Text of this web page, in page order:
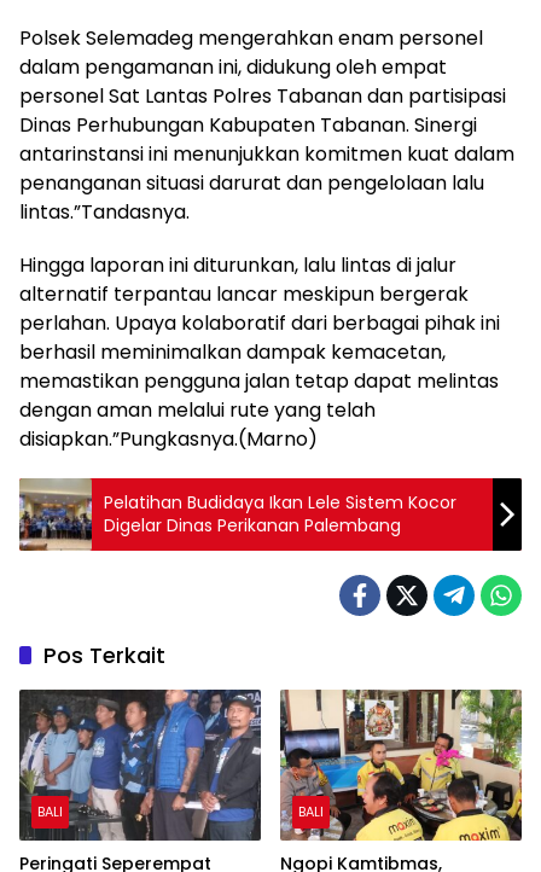
Polsek Selemadeg mengerahkan enam personel
dalam pengamanan ini, didukung oleh empat
personel Sat Lantas Polres Tabanan dan partisipasi
Dinas Perhubungan Kabupaten Tabanan. Sinergi
antarinstansi ini menunjukkan komitmen kuat dalam
penanganan situasi darurat dan pengelolaan lalu
lintas.”Tandasnya.
Hingga laporan ini diturunkan, lalu lintas di jalur
alternatif terpantau lancar meskipun bergerak
perlahan. Upaya kolaboratif dari berbagai pihak ini
berhasil meminimalkan dampak kemacetan,
memastikan pengguna jalan tetap dapat melintas
dengan aman melalui rute yang telah
disiapkan.”Pungkasnya.(Marno)
Pelatihan Budidaya Ikan Lele Sistem Kocor
Digelar Dinas Perikanan Palembang
Pos Terkait
BALI
Peringati Seperempat
BALI
Ngopi Kamtibmas,